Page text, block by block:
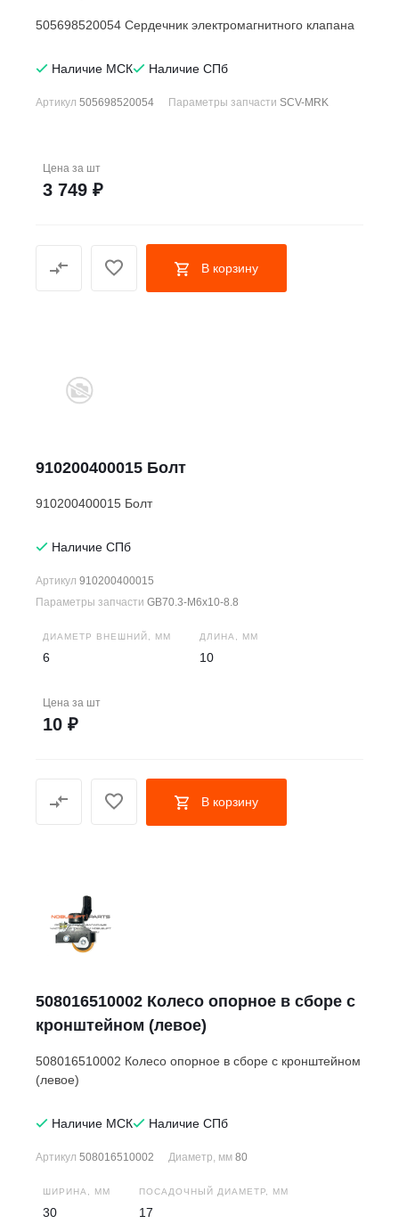
505698520054 Сердечник электромагнитного клапана
Наличие МСК Наличие СПб
Артикул 505698520054 Параметры запчасти SCV-MRK
Цена за шт
3 749 ₽
В корзину
910200400015 Болт
910200400015 Болт
Наличие СПб
Артикул 910200400015
Параметры запчасти GB70.3-M6x10-8.8
ДИАМЕТР ВНЕШНИЙ, ММ
6
ДЛИНА, ММ
10
Цена за шт
10 ₽
В корзину
508016510002 Колесо опорное в сборе с
кронштейном (левое)
508016510002 Колесо опорное в сборе с кронштейном
(левое)
Наличие МСК Наличие СПб
Артикул 508016510002 Диаметр, мм 80
ШИРИНА, ММ
30
ПОСАДОЧНЫЙ ДИАМЕТР, ММ
17